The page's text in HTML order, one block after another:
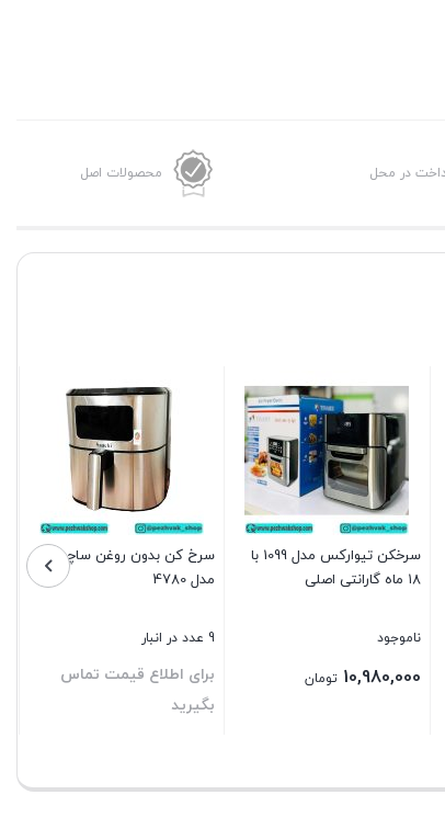
در محل محصولات اصل
سرخکن تیوارکس مدل 1099 با
۱۸ ماه گارانتی اصلی
ناموجود
10,980,000 تومان
سرخ کن بدون روغن ساچی
مدل 4780
9 عدد در انبار
برای اطلاع قیمت تماس
بگیرید